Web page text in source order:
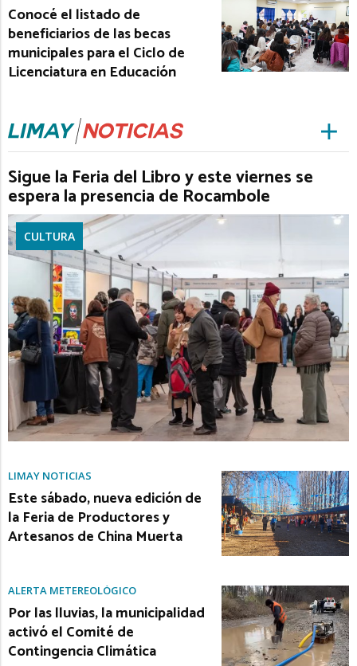
Conocé el listado de
beneficiarios de las becas
municipales para el Ciclo de
Licenciatura en Educación
Sigue la Feria del Libro y este viernes se
espera la presencia de Rocambole
CULTURA
LIMAY NOTICIAS
Este sábado, nueva edición de
la Feria de Productores y
Artesanos de China Muerta
ALERTA METEREOLÓGICO
Por las lluvias, la municipalidad
activó el Comité de
Contingencia Climática